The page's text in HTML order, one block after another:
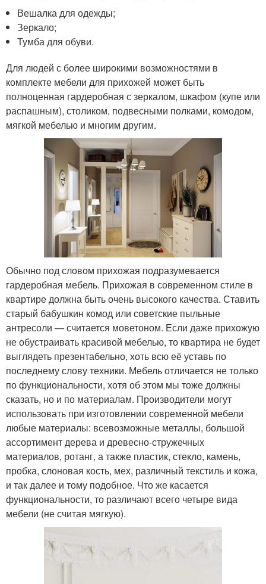
Вешалка для одежды;
Зеркало;
Тумба для обуви.
Для людей с более широкими возможностями в
комплекте мебели для прихожей может быть
полноценная гардеробная с зеркалом, шкафом (купе или
распашным), столиком, подвесными полками, комодом,
мягкой мебелью и многим другим.
Обычно под словом прихожая подразумевается
гардеробная мебель. Прихожая в современном стиле в
квартире должна быть очень высокого качества. Ставить
старый бабушкин комод или советские пыльные
антресоли — считается моветоном. Если даже прихожую
не обустраивать красивой мебелью, то квартира не будет
выглядеть презентабельно, хоть всю её уставь по
последнему слову техники. Мебель отличается не только
по функциональности, хотя об этом мы тоже должны
сказать, но и по материалам. Производители могут
использовать при изготовлении современной мебели
любые материалы: всевозможные металлы, большой
ассортимент дерева и древесно-стружечных
материалов, ротанг, а также пластик, стекло, камень,
пробка, слоновая кость, мех, различный текстиль и кожа,
и так далее и тому подобное. Что же касается
функциональности, то различают всего четыре вида
мебели (не считая мягкую).